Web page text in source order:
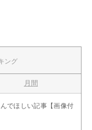
ング
月間
でほしい記事【画像付